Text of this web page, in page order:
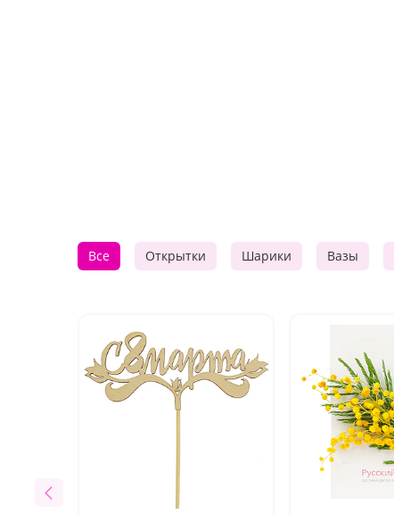
Все Открытки Шарики Вазы